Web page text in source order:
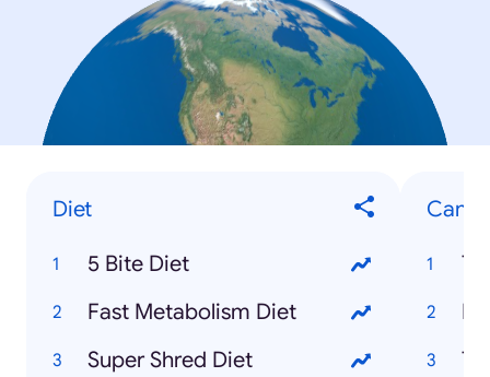
Diet
5 Bite Diet
Fast Metabolism Diet
Super Shred Diet